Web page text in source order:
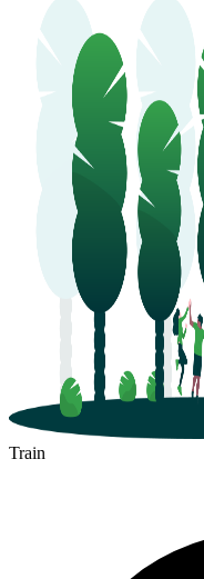
Train